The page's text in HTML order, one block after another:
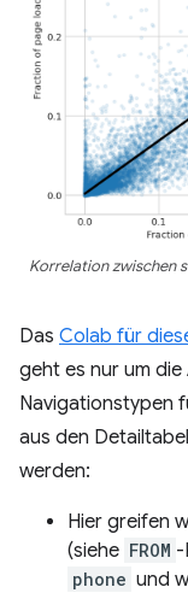
Korrelation zwischen
Das Colab für
geht es nur um
Navigationstypen
aus den
werden:
Hier greifen
(siehe FROM -
phone und